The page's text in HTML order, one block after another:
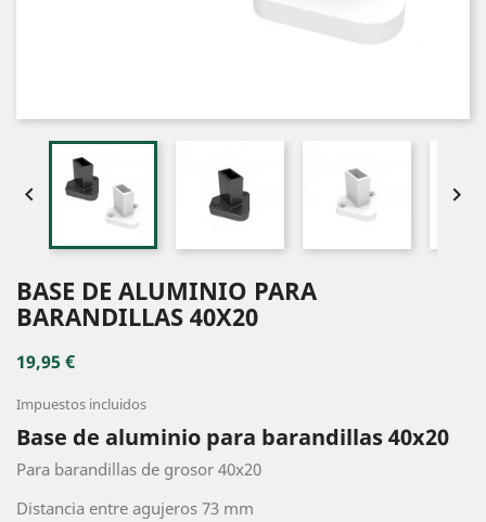
 
BASE DE ALUMINIO PARA
BARANDILLAS 40X20
19,95 €
Impuestos incluidos
Base de aluminio para barandillas 40x20
Para barandillas de grosor 40x20
Distancia entre agujeros 73 mm